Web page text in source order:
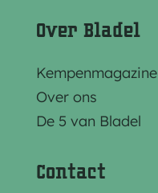
Over Bladel
Kempenmagazine
Over ons
De 5 van Bladel
Contact